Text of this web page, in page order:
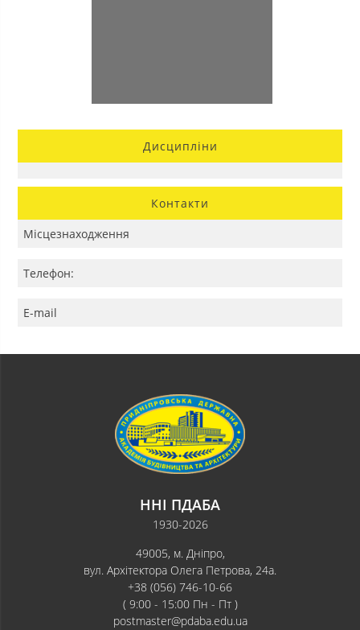
Дисципліни
Контакти
Місцезнаходження
Телефон:
E-mail
ННІ ПДАБА
1930-2026
49005, м. Дніпро,
вул. Архітектора Олега Петрова, 24а.
+38 (056) 746-10-66
( 9:00 - 15:00 Пн - Пт )
postmaster@pdaba.edu.ua